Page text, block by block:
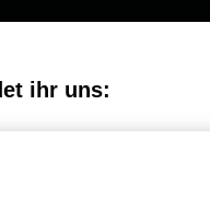
ihr uns: